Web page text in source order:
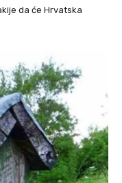
da će Hrvatska